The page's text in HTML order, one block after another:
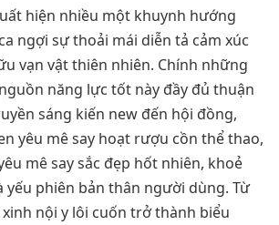
hiện nhiều một khuynh hướng
ngợi sự thoải mái diễn tả cảm xúc
vạn vật thiên nhiên. Chính những
năng lực tốt này đầy đủ thuận
sáng kiến new đến hội đồng,
yêu mê say hoạt rượu cồn thể thao,
mê say sắc đẹp hốt nhiên, khoẻ
yếu phiên bản thân người dùng. Từ
nội y lôi cuốn trở thành biểu